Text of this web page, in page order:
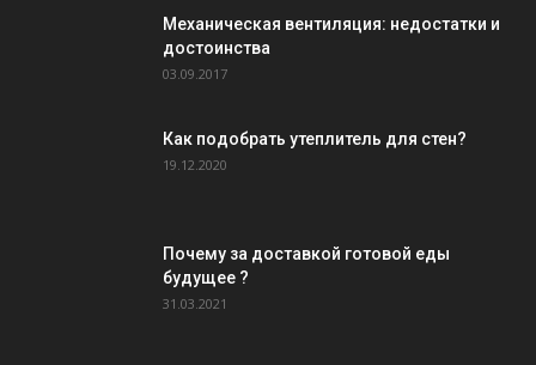
Механическая вентиляция: недостатки и
достоинства
03.09.2017
Как подобрать утеплитель для стен?
19.12.2020
Почему за доставкой готовой еды
будущее ?
31.03.2021